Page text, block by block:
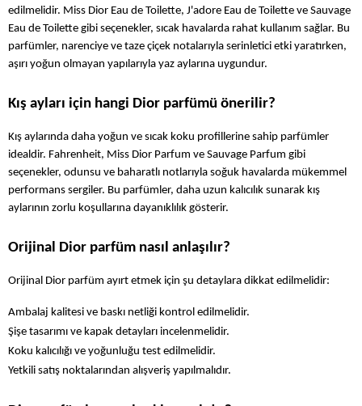
edilmelidir. Miss Dior Eau de Toilette, J'adore Eau de Toilette ve Sauvage
Eau de Toilette gibi seçenekler, sıcak havalarda rahat kullanım sağlar. Bu
parfümler, narenciye ve taze çiçek notalarıyla serinletici etki yaratırken,
aşırı yoğun olmayan yapılarıyla yaz aylarına uygundur.
Kış ayları için hangi Dior parfümü önerilir?
Kış aylarında daha yoğun ve sıcak koku profillerine sahip parfümler
idealdir. Fahrenheit, Miss Dior Parfum ve Sauvage Parfum gibi
seçenekler, odunsu ve baharatlı notlarıyla soğuk havalarda mükemmel
performans sergiler. Bu parfümler, daha uzun kalıcılık sunarak kış
aylarının zorlu koşullarına dayanıklılık gösterir.
Orijinal Dior parfüm nasıl anlaşılır?
Orijinal Dior parfüm ayırt etmek için şu detaylara dikkat edilmelidir:
Ambalaj kalitesi ve baskı netliği kontrol edilmelidir.
Şişe tasarımı ve kapak detayları incelenmelidir.
Koku kalıcılığı ve yoğunluğu test edilmelidir.
Yetkili satış noktalarından alışveriş yapılmalıdır.